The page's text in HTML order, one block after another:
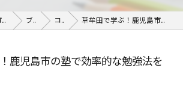
鹿児島県鹿児島市の塾ならまなびや つばめ ブログ コラム 草牟田で学ぶ！鹿児島市の塾で効率的な勉強法を探求しよう
鹿児島市の塾で効率的な勉強法を